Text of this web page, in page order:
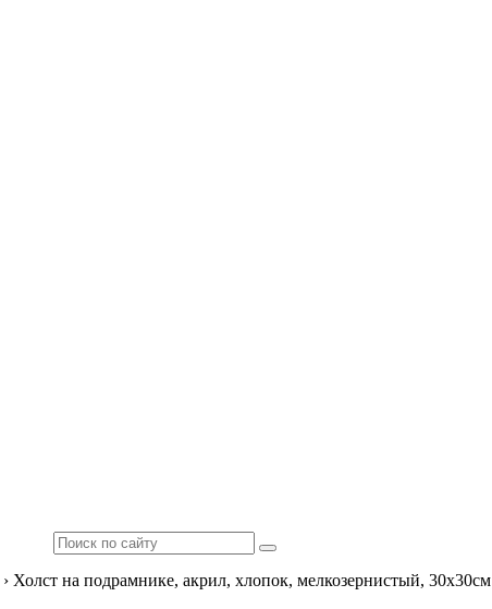
› Холст на подрамнике, акрил, хлопок, мелкозернистый, 30х30см